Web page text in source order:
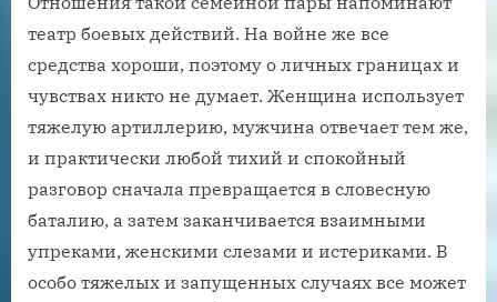
театр боевых действий. На войне же все
средства хороши, поэтому о личных границах и
чувствах никто не думает. Женщина использует
тяжелую артиллерию, мужчина отвечает тем же,
и практически любой тихий и спокойный
разговор сначала превращается в словесную
баталию, а затем заканчивается взаимными
упреками, женскими слезами и истериками. В
особо тяжелых и запущенных случаях все может